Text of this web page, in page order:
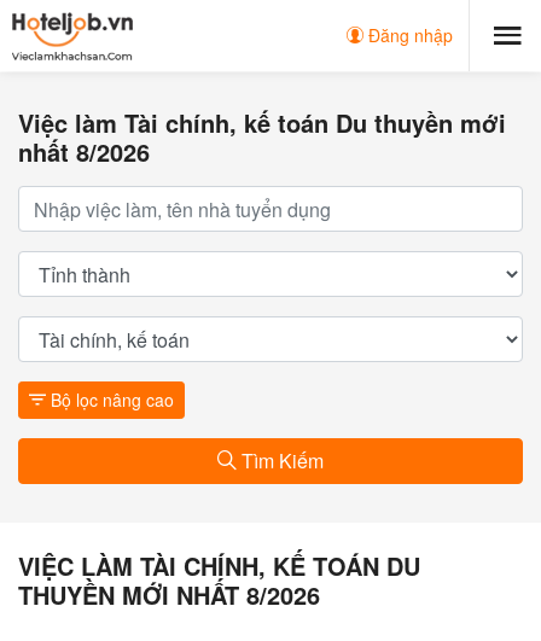
Đăng nhập
Việc làm Tài chính, kế toán Du thuyền mới
nhất 8/2026
Bộ lọc nâng cao
Tìm Kiếm
VIỆC LÀM TÀI CHÍNH, KẾ TOÁN DU
THUYỀN MỚI NHẤT 8/2026